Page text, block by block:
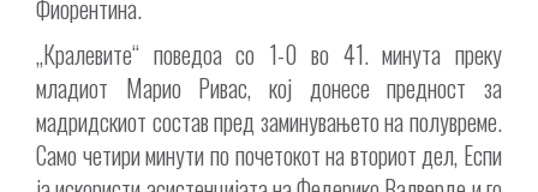
Фиорентина.
„Кралевите“ поведоа со 1-0 во 41. минута преку
младиот Марио Ривас, кој донесе предност за
мадридскиот состав пред заминувањето на полувреме.
Само четири минути по почетокот на вториот дел, Еспи